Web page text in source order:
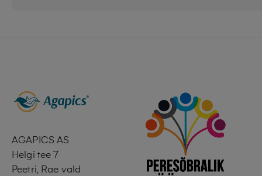
AGAPICS AS
Helgi tee 7
Peetri, Rae vald